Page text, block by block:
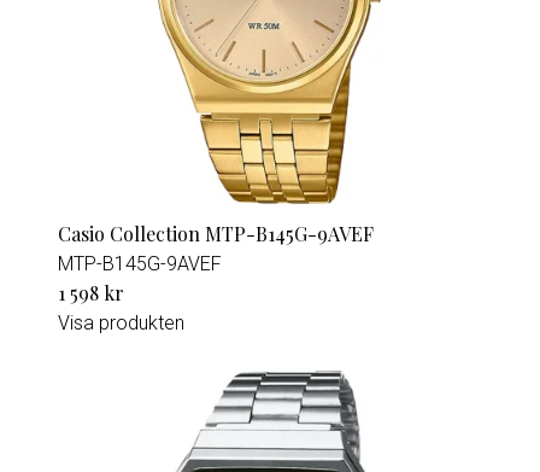
Casio Collection MTP-B145G-9AVEF
MTP-B145G-9AVEF
1 598 kr
Visa produkten